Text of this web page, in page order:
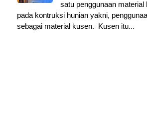
satu penggunaan material
pada kontruksi hunian yakni,
sebagai material kusen. Kusen itu...